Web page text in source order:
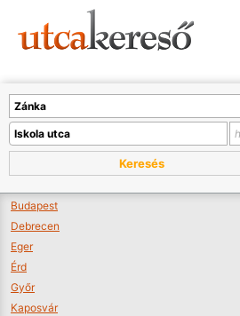
Keresés
Budapest
Debrecen
Eger
Érd
Győr
Kaposvár
A térképet kicsinyíteni kell, hogy
Boltok látszódjanak >>